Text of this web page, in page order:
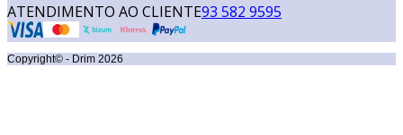
ATENDIMENTO AO CLIENTE93 582 9595
Copyright© - Drim 2026